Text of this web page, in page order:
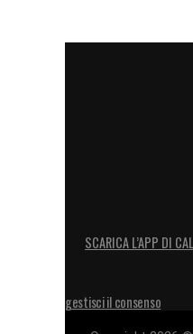
SCARICA L’APP DI
gestisci il consenso